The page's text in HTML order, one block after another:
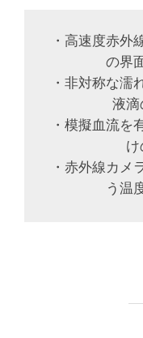
・高速度赤外
の界
・非対称な濡
液滴
・模擬血流を
け
・赤外線カメ
う温